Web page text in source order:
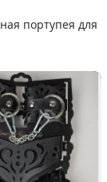
портупея для